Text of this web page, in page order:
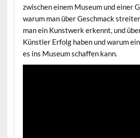
zwischen einem Museum und einer
warum man über Geschmack
man ein Kunstwerk erkennt, und
Künstler Erfolg haben und warum
es ins Museum schaffen kann.